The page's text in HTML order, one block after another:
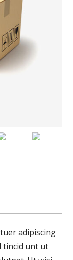
adipiscing
tincid unt ut